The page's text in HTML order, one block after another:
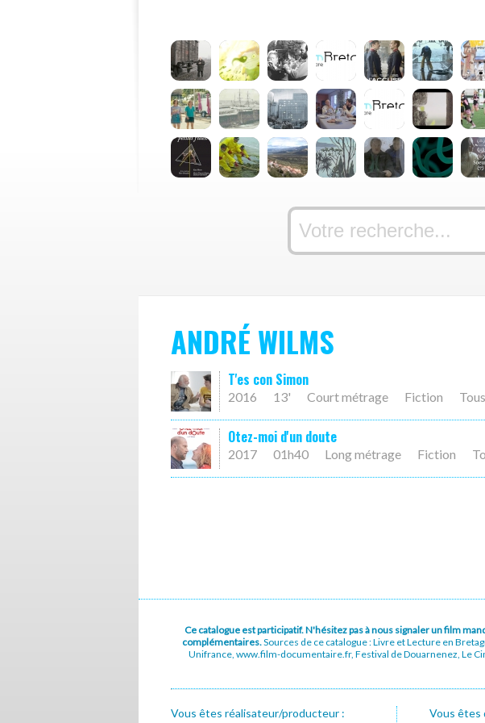
ANDRÉ WILMS
T'es con Simon
2016 13' Court métrage Fiction
Otez-moi d'un doute
2017 01h40 Long métrage Fiction
Ce catalogue est participatif. N'hésitez pas à nous signaler un film
complémentaires.Sources de ce catalogue : Livre et Lecture en
Unifrance, www.film-documentaire.fr, Festival de Douarnenez, Le
Vous êtes réalisateur/producteur :
Vous êtes